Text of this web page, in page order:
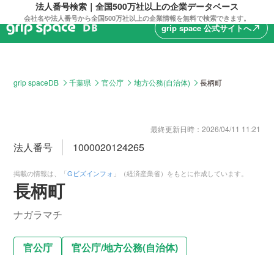
法人番号検索｜全国500万社以上の企業データベース
会社名や法人番号から全国500万社以上の企業情報を無料で検索できます。
grip space 公式サイトへnorth_east
grip spaceDB 千葉県 官公庁 地方公務(自治体) 長柄町
最終更新日時： 2026/04/11 11:21
法人番号 1000020124265
掲載の情報は、「Gビズインフォ 」（経済産業省）をもとに作成しています。
長柄町
ナガラマチ
官公庁 官公庁/地方公務(自治体)